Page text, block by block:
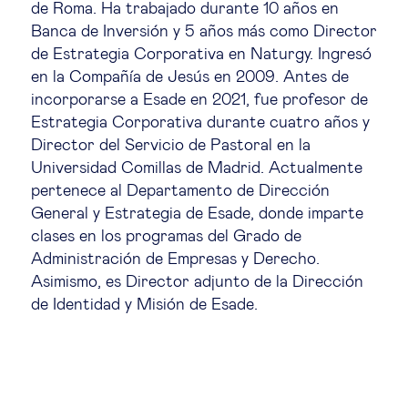
Innovación y tecnología
Cambio tecnológico &
transformación digital
Datos & ciencias del comportamiento
Educación del futuro
Emprendimiento
de Roma. Ha trabajado durante 10 años en
Banca de Inversión y 5 años más como Director
de Estrategia Corporativa en Naturgy. Ingresó
en la Compañía de Jesús en 2009. Antes de
incorporarse a Esade en 2021, fue profesor de
Estrategia Corporativa durante cuatro años y
Director del Servicio de Pastoral en la
Universidad Comillas de Madrid. Actualmente
pertenece al Departamento de Dirección
General y Estrategia de Esade, donde imparte
clases en los programas del Grado de
Administración de Empresas y Derecho.
Asimismo, es Director adjunto de la Dirección
de Identidad y Misión de Esade.